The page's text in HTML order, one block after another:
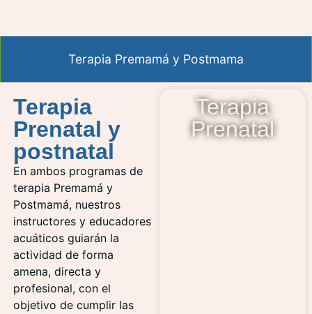
Terapia Premamá y Postmama
Terapia
Prenatal y
postnatal
En ambos programas de
terapia Premamá y
Postmamá, nuestros
instructores y educadores
acuáticos guiarán la
actividad de forma
amena, directa y
profesional, con el
objetivo de cumplir las
Terapia
Prenatal